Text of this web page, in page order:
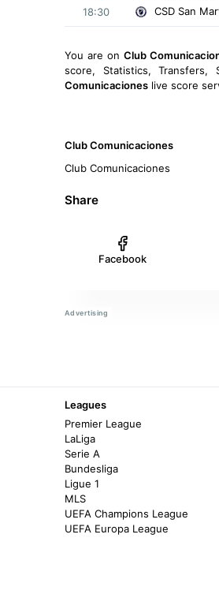
18:30
CSD San
You are on Club
score, Statistics, Transfers,
Comunicaciones live score
Club Comunicaciones
Club Comunicaciones
Share
Facebook
Leagues
Premier League
LaLiga
Serie A
Bundesliga
Ligue 1
MLS
UEFA Champions League
UEFA Europa League